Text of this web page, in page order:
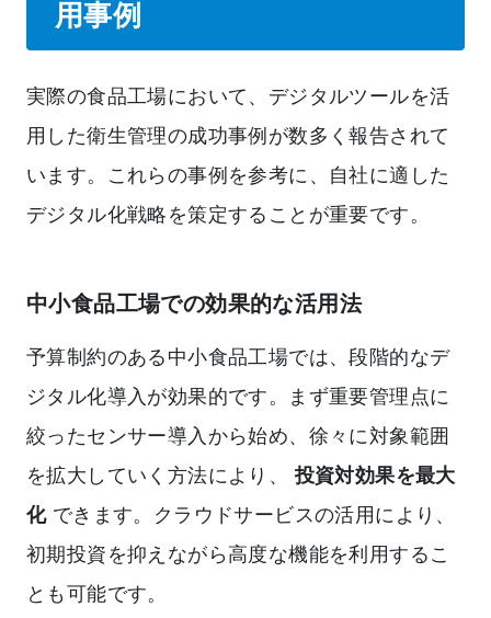
用事例
実際の食品工場において、デジタルツールを活
用した衛生管理の成功事例が数多く報告されて
います。これらの事例を参考に、自社に適した
デジタル化戦略を策定することが重要です。
中小食品工場での効果的な活用法
予算制約のある中小食品工場では、段階的なデ
ジタル化導入が効果的です。まず重要管理点に
絞ったセンサー導入から始め、徐々に対象範囲
を拡大していく方法により、投資対効果を最大
化できます。クラウドサービスの活用により、
初期投資を抑えながら高度な機能を利用するこ
とも可能です。